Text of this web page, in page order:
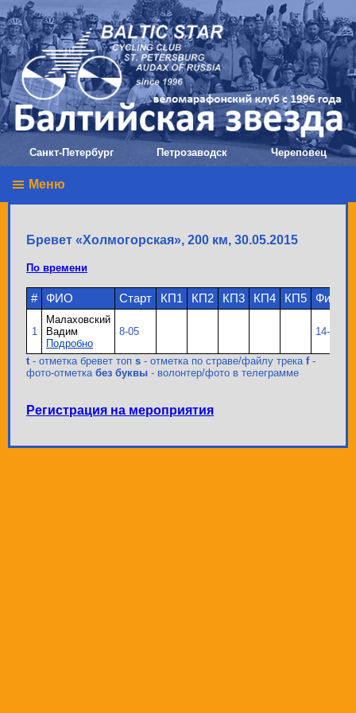
Санкт-Петербург Петрозаводск Череповец
Меню
Бревет «Холмогорская», 200 км, 30.05.2015
По времени
# ФИО Старт КП1 КП2 КП3 КП4 КП5 Финиш
1
Малаховский
Вадим
Подробно
8-05 14-34
t- отметка бревет топ s - отметка по страве/файлу трека f-
фото-отметка без буквы - волонтер/фото в телеграмме
Регистрация на мероприятия